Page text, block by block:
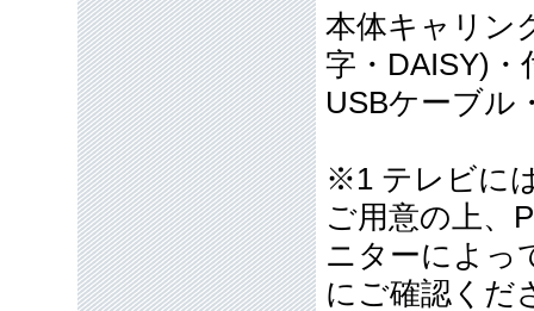
本体キャリン
字・DAISY)
USBケーブ
※1 テレビに
ご用意の上、
ニターによっ
にご確認くだ